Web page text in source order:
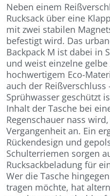
Neben einem
Rucksack über eine
mit zwei stabilen
befestigt wird. Das
Backpack M ist dabei in
und weist einzelne
hochwertigem Eco-
auch der Reißverschluss
Sprühwasser geschützt
Inhalt der Tasche bei
Regenschauer nass
Vergangenheit an. Ein
Rückendesign und
Schulterriemen sorgen
Rucksackbeladung für
Wer die Tasche
tragen möchte, hat